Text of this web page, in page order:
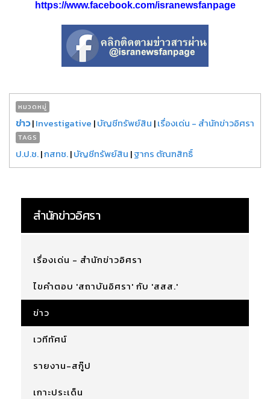
https://www.facebook.com/isranewsfanpage
หมวดหมู่
ข่าว|Investigative |บัญชีทรัพย์สิน |เรื่องเด่น - สำนักข่าวอิศรา
TAGS
ป.ป.ช.|กสทช.|บัญชีทรัพย์สิน |ฐากร ตัณฑสิทธิ์
สำนักข่าวอิศรา
เรื่องเด่น - สำนักข่าวอิศรา
ไขคำตอบ 'สถาบันอิศรา' กับ 'สสส.'
ข่าว
เวทีทัศน์
รายงาน-สกู๊ป
เกาะประเด็น